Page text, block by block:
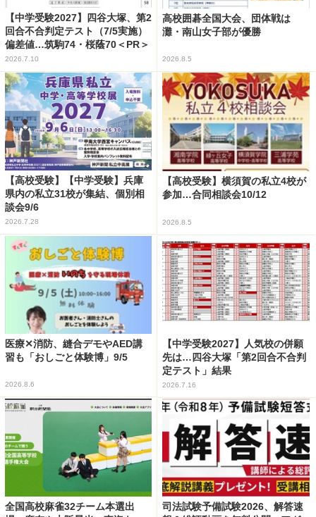
【中学受験2027】四谷大塚、第2
回合不合判定テスト（7/5実施）
偏差値…筑駒74・桜蔭70＜PR＞
2026.7.10
高校囲碁全国大会、団体戦は
灘・南山女子部が優勝
2026.8.5
【高校受験】【中学受験】兵庫
県内の私立31校が集結、個別相
談会9/6
2026.7.28
【高校受験】横須賀の私立4校が
参加…合同相談会10/12
2026.8.5
医療✕消防、縫合デモやAED講
習も「おしごと体験博」9/5
2026.8.6
【中学受験2027】人気校の併願
先は…四谷大塚「第2回合不合判
定テスト」結果
2026.7.16
全国高校麻雀32チーム本選出
司法試験予備試験2026、解答速